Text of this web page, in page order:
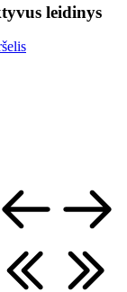
leidinys